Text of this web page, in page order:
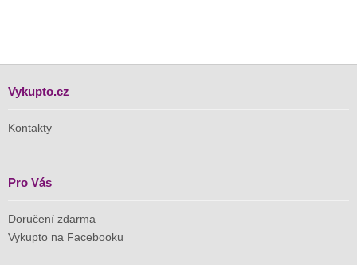
Vykupto.cz
Kontakty
Pro Vás
Doručení zdarma
Vykupto na Facebooku